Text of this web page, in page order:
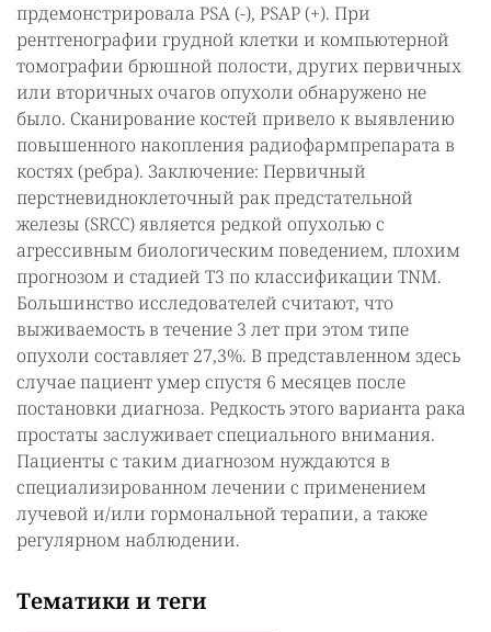
прдемонстрировала PSA (-), PSAP (+). При
рентгенографии грудной клетки и компьютерной
томографии брюшной полости, других первичных
или вторичных очагов опухоли обнаружено не
было. Сканирование костей привело к выявлению
повышенного накопления радиофармпрепарата в
костях (ребра). Заключение: Первичный
перстневидноклеточный рак предстательной
железы (SRCC) является редкой опухолью с
агрессивным биологическим поведением, плохим
прогнозом и стадией T3 по классификации TNM.
Большинство исследователей считают, что
выживаемость в течение 3 лет при этом типе
опухоли составляет 27,3%. В представленном здесь
случае пациент умер спустя 6 месяцев после
постановки диагноза. Редкость этого варианта рака
простаты заслуживает специального внимания.
Пациенты с таким диагнозом нуждаются в
специализированном лечении с применением
лучевой и/или гормональной терапии, а также
регулярном наблюдении.
Тематики и теги